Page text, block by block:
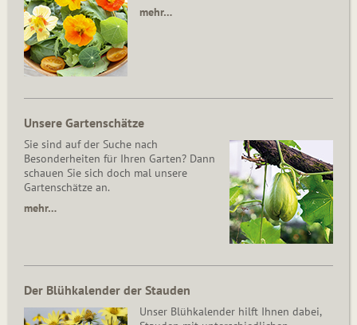
mehr…
Unsere Gartenschätze
Sie sind auf der Suche nach
Besonderheiten für Ihren Garten? Dann
schauen Sie sich doch mal unsere
Gartenschätze an.
mehr…
Der Blühkalender der Stauden
Unser Blühkalender hilft Ihnen dabei,